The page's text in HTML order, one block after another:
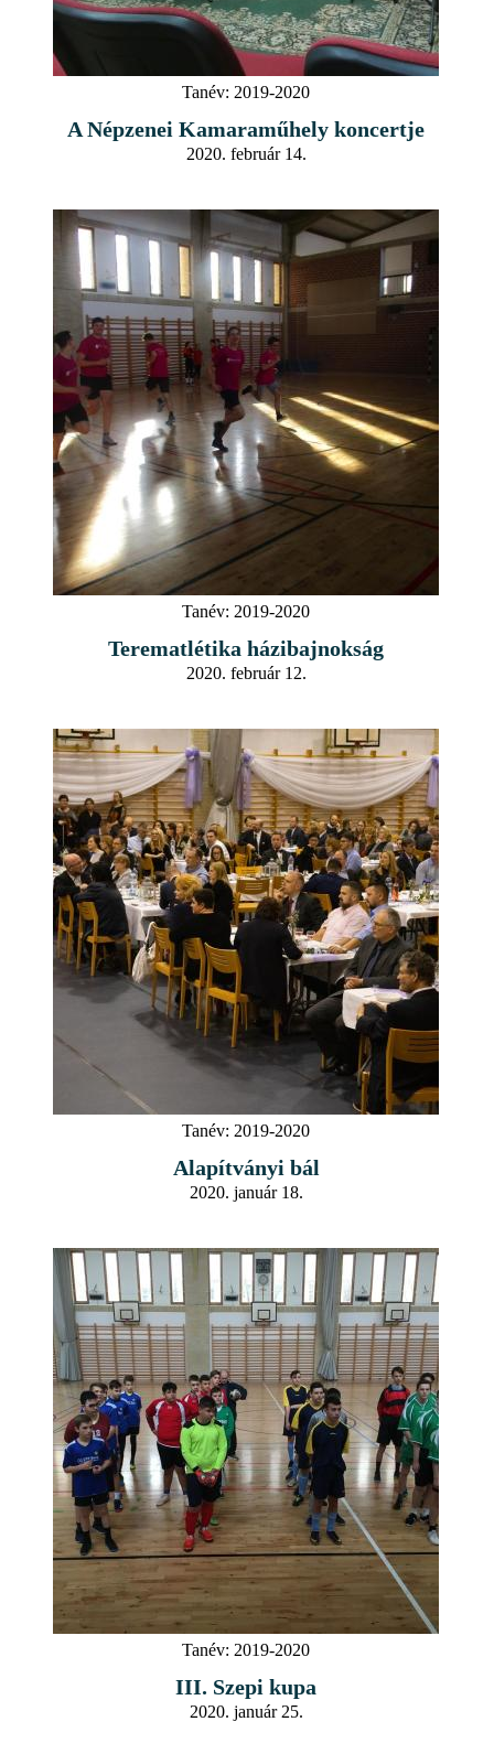
Tanév: 2019-2020
A Népzenei Kamaraműhely koncertje
2020. február 14.
Tanév: 2019-2020
Terematlétika házibajnokság
2020. február 12.
Tanév: 2019-2020
Alapítványi bál
2020. január 18.
Tanév: 2019-2020
III. Szepi kupa
2020. január 25.